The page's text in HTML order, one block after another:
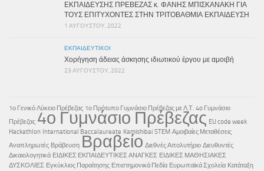
ΕΚΠΑΙΔΕΥΣΗΣ ΠΡΕΒΕΖΑΣ κ. ΦΑΝΗΣ ΜΠΙΣΚΑΝΑΚΗ ΓΙΑ
ΤΟΥΣ ΕΠΙΤΥΧΟΝΤΕΣ ΣΤΗΝ ΤΡΙΤΟΒΑΘΜΙΑ ΕΚΠΑΙΔΕΥΣΗ
1 ΑΥΓΟΎΣΤΟΥ, 2022
ΕΚΠΑΙΔΕΥΤΙΚΟΊ
Χορήγηση άδειας άσκησης ιδιωτικού έργου με αμοιβή
23 ΑΥΓΟΎΣΤΟΥ, 2022
1ο Γενικό Λύκειο Πρέβεζας 1ο Πρότυπο Γυμνάσιο Πρέβεζας με Λ.Τ. 4o Γυμνάσιο
Πρέβεζας 4ο Γυμνάσιο Πρέβεζας EU code week
Hackathlon International Baccalaureate Kamishibai STEM Αμοιβαίες Μεταθέσεις
Αναπληρωτές Βράβευση Βραβείο Διεθνές Απολυτήριο Διευθυντές
Δικαιολογητικά ΕΙΔΙΚΕΣ ΕΚΠΑΙΔΕΥΤΙΚΕΣ ΑΝΑΓΚΕΣ ΕΙΔΙΚΕΣ ΜΑΘΗΣΙΑΚΕΣ
ΔΥΣΚΟΛΙΕΣ Εγκύκλιος Παραίτησης Επιστημονικά Πεδία Ευρωπαϊκά Σχολεία Κατάταξη